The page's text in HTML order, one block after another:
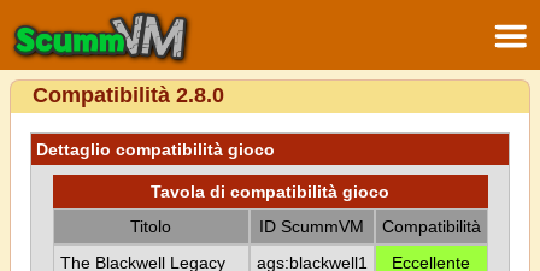
Compatibilità 2.8.0
Dettaglio compatibilità gioco
Tavola di compatibilità gioco
Titolo
ID ScummVM
Compatibilità
The Blackwell Legacy
ags:blackwell1 Eccellente